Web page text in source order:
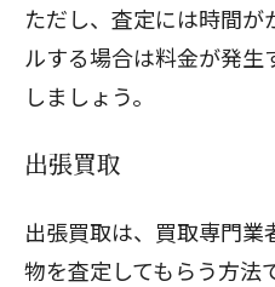
ただし、査定には時間が
ルする場合は料金が発
しましょう。
出張買取
出張買取は、買取専門
物を査定してもらう方法